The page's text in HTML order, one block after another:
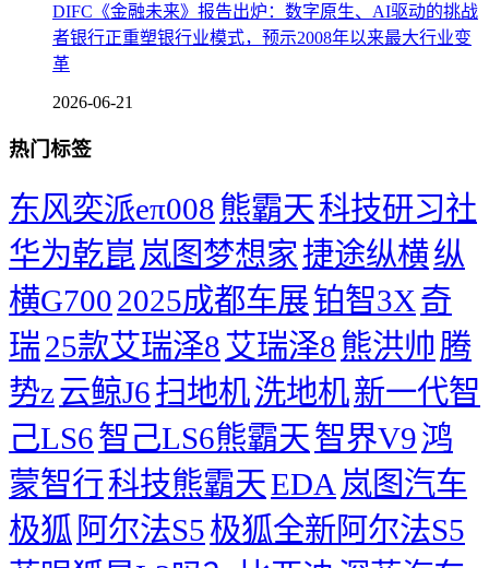
DIFC《金融未来》报告出炉：数字原生、AI驱动的挑战
者银行正重塑银行业模式，预示2008年以来最大行业变
革
2026-06-21
热门标签
东风奕派eπ008 熊霸天科技研习社
华为乾崑 岚图梦想家 捷途纵横纵
横G7002025成都车展铂智3X奇
瑞25款艾瑞泽8艾瑞泽8 熊洪帅 腾
势z云鲸J6扫地机洗地机新一代智
己LS6智己LS6熊霸天智界V9鸿
蒙智行科技熊霸天EDA 岚图汽车
极狐 阿尔法S5极狐全新阿尔法S5